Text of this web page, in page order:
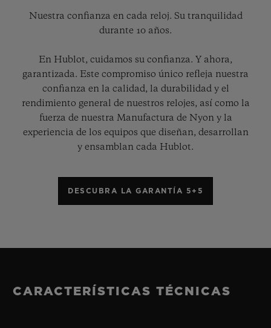
Nuestra confianza en cada reloj. Su tranquilidad
durante 10 años.
En Hublot, cuidamos su confianza. Y ahora,
garantizada. Este compromiso único refleja nuestra
confianza en la calidad, la durabilidad y el
rendimiento general de nuestros relojes, así como la
fuerza de nuestra Manufactura de Nyon y la
experiencia de los equipos que diseñan, desarrollan
y ensamblan cada Hublot.
DESCUBRA LA GARANTÍA 5+5
CARACTERÍSTICAS TÉCNICAS